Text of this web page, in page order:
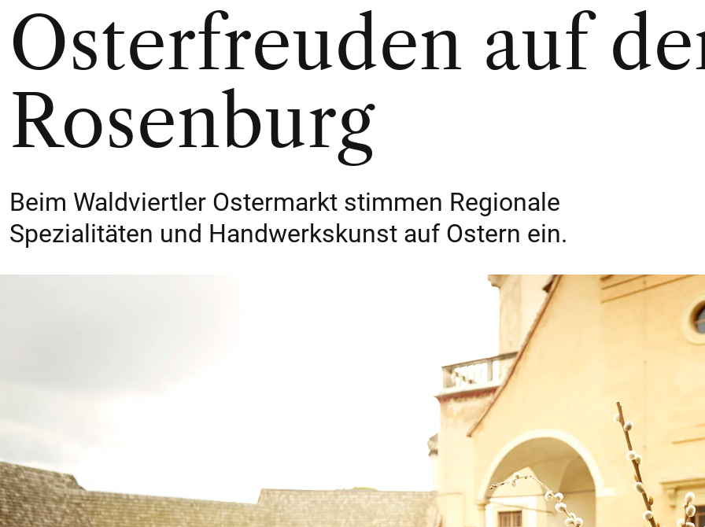
Osterfreuden auf
Rosenburg
Beim Waldviertler Ostermarkt stimmen Regionale
Spezialitäten und Handwerkskunst auf Ostern ein.